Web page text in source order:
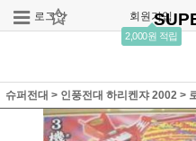
로그인 회원가입
2,000원 적립
슈퍼전대 > 인풍전대 하리켄쟈 2002 >